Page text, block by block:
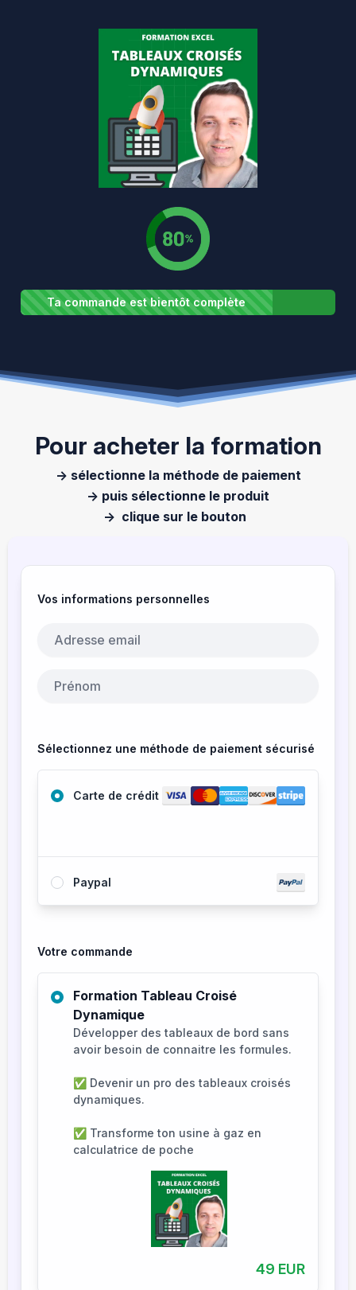
Ta commande est bientôt complète
Pour acheter la formation
→ sélectionne la méthode de paiement
→ puis sélectionne le produit
→ clique sur le bouton
Vos informations personnelles
Sélectionnez une méthode de paiement sécurisé
Carte de crédit
Paypal
Votre commande
Formation Tableau Croisé
Dynamique
Développer des tableaux de bord sans
avoir besoin de connaitre les formules.
✅ Devenir un pro des tableaux croisés
dynamiques.
✅ Transforme ton usine à gaz en
calculatrice de poche
49 EUR